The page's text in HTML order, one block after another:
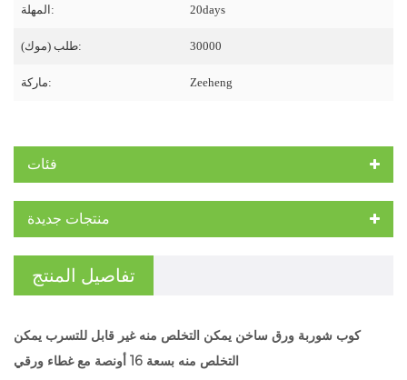
المهلة: 20days
طلب (موك): 30000
ماركة: Zeeheng
فئات
منتجات جديدة
تفاصيل المنتج
كوب شوربة ورق ساخن يمكن التخلص منه غير قابل للتسرب يمكن
التخلص منه بسعة 16 أونصة مع غطاء ورقي